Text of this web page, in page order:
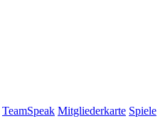
TeamSpeak Mitgliederkarte Spiele